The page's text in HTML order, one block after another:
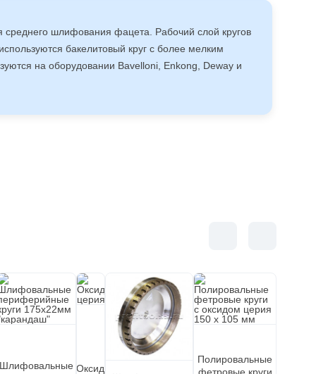
шлифования фацета. Рабочий слой кругов
бакелитовый круг с более мелким
на оборудовании Bavelloni, Enkong, Deway и
Шлифовальные Оксид
Полировальные